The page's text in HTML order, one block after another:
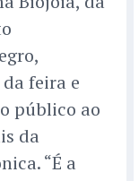
feira e
público ao
da
“É a